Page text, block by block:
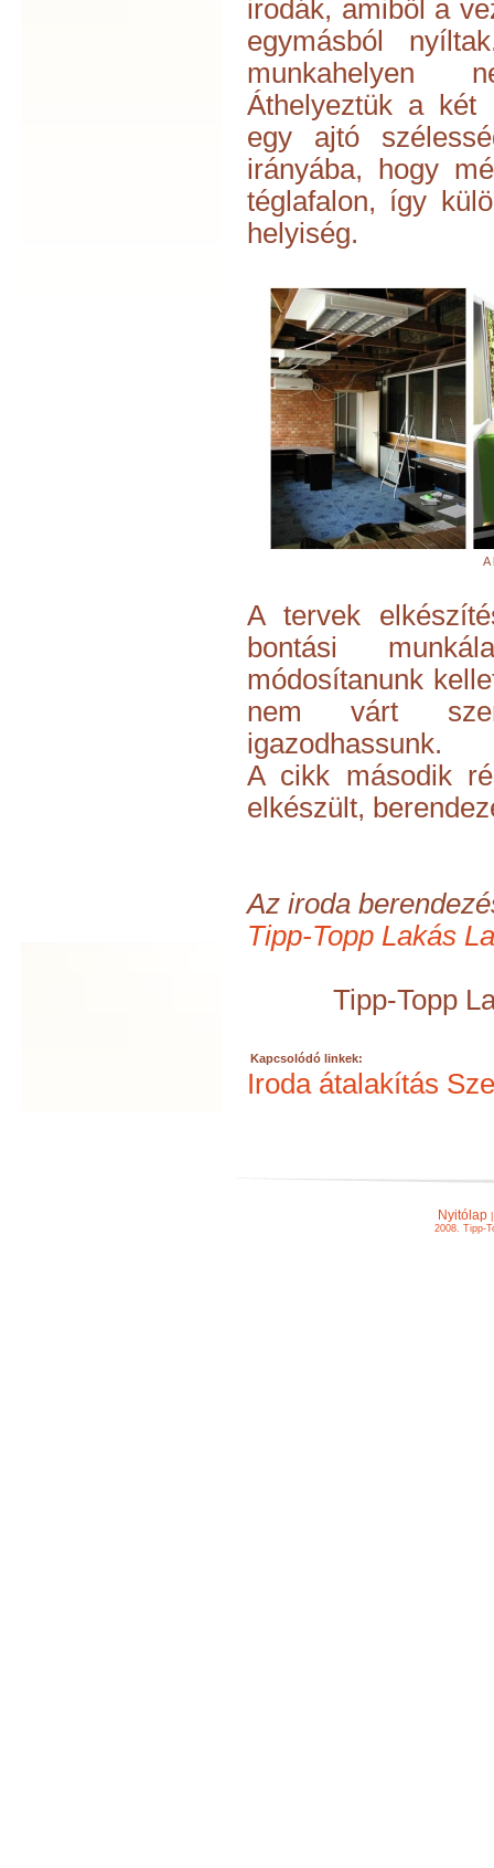
irodák, amiből a
egymásból
munkahelyen
Áthelyeztük a két
egy ajtó
irányába, hogy
téglafalon, így
helyiség.
A
A tervek
bontási
módosítanunk
nem várt
igazodhassunk.
A cikk második
elkészült,
Az iroda
Tipp-Topp Lakás
Tipp-Topp
Kapcsolódó linkek:
Iroda átalakítás
Nyitólap
2008. Tipp-